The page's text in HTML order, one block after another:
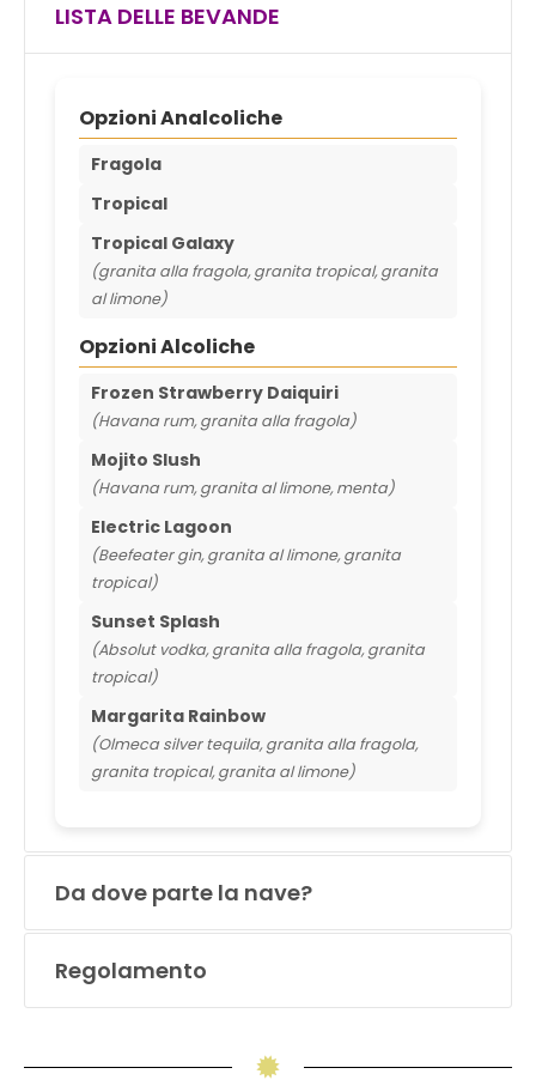
LISTA DELLE BEVANDE
Opzioni Analcoliche
Fragola
Tropical
Tropical Galaxy
(granita alla fragola, granita tropical, granita
al limone)
Opzioni Alcoliche
Frozen Strawberry Daiquiri
(Havana rum, granita alla fragola)
Mojito Slush
(Havana rum, granita al limone, menta)
Electric Lagoon
(Beefeater gin, granita al limone, granita
tropical)
Sunset Splash
(Absolut vodka, granita alla fragola, granita
tropical)
Margarita Rainbow
(Olmeca silver tequila, granita alla fragola,
granita tropical, granita al limone)
Da dove parte la nave?
Regolamento